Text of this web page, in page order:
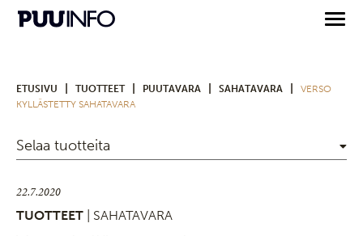
ETUSIVU TUOTTEET PUUTAVARA SAHATAVARA
VERSO
KYLLÄSTETTY SAHATAVARA
Selaa tuotteita
22.7.2020
TUOTTEET
| SAHATAVARA